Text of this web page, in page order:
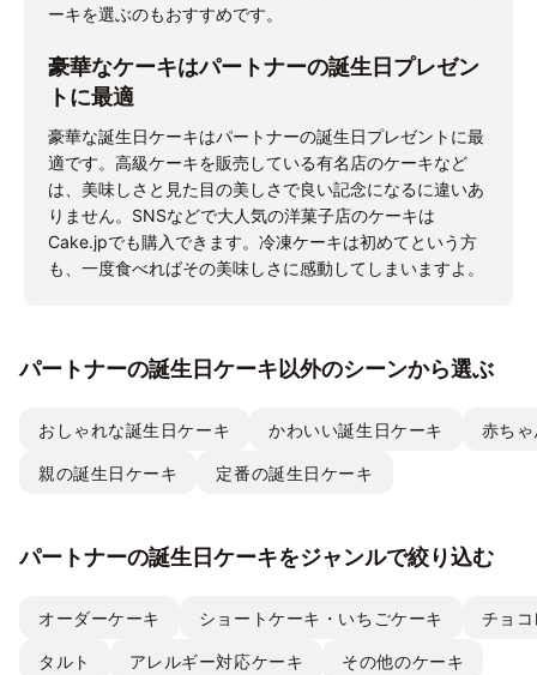
ーキを選ぶのもおすすめです。
豪華なケーキはパートナーの誕生日プレゼン
トに最適
豪華な誕生日ケーキはパートナーの誕生日プレゼントに最
適です。高級ケーキを販売している有名店のケーキなど
は、美味しさと見た目の美しさで良い記念になるに違いあ
りません。SNSなどで大人気の洋菓子店のケーキは
Cake.jpでも購入できます。冷凍ケーキは初めてという方
も、一度食べればその美味しさに感動してしまいますよ。
パートナーの誕生日ケーキ以外のシーンから選ぶ
おしゃれな誕生日ケーキ かわいい誕生日ケーキ 赤ち
親の誕生日ケーキ 定番の誕生日ケーキ
パートナーの誕生日ケーキをジャンルで絞り込む
オーダーケーキ ショートケーキ・いちごケーキ チョ
タルト アレルギー対応ケーキ その他のケーキ